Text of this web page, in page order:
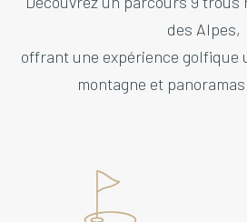
des Alpes,
offrant une expérience golfique
montagne et panoramas